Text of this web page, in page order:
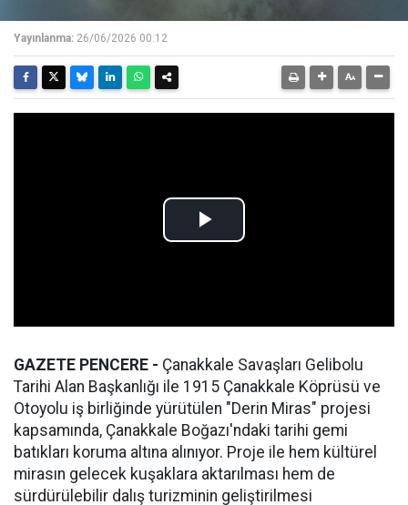
Yayınlanma: 26/06/2026 00:12
GAZETE PENCERE - Çanakkale Savaşları Gelibolu
Tarihi Alan Başkanlığı ile 1915 Çanakkale Köprüsü ve
Otoyolu iş birliğinde yürütülen "Derin Miras" projesi
kapsamında, Çanakkale Boğazı'ndaki tarihi gemi
batıkları koruma altına alınıyor. Proje ile hem kültürel
mirasın gelecek kuşaklara aktarılması hem de
sürdürülebilir dalış turizminin geliştirilmesi